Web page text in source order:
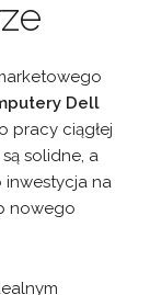
Dell
ciągłej
solidne, a
inwestycja na
nowego